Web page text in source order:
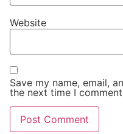
Website
Save my name, email,
the next time I